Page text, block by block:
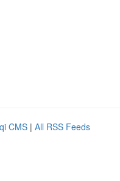
CMS | All RSS Feeds